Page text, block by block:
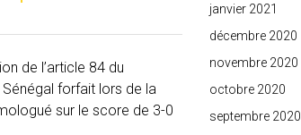
de l’article 84 du
Sénégal forfait lors de la
sur le score de 3-0
janvier 2021
décembre 2020
novembre 2020
octobre 2020
septembre 2020